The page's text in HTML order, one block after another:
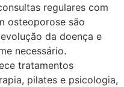
regulares com
osteoporose são
da doença e
necessário.
tratamentos
pilates e psicologia,